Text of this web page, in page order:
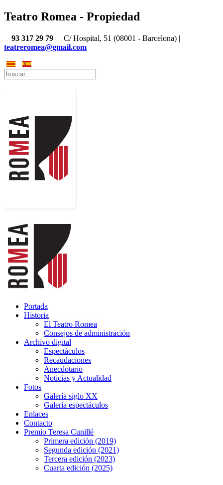
Teatro Romea - Propiedad
93 317 29 79 |
C/ Hospital, 51 (08001 - Barcelona) |
teatreromea@gmail.com
Portada
Historia
El Teatro Romea
Consejos de administración
Archivo digital
Espectáculos
Recaudaciones
Anecdotario
Noticias y Actualidad
Fotos
Galería siglo XX
Galería espectáculos
Enlaces
Contacto
Premio Teresa Cunillé
Primera edición (2019)
Segunda edición (2021)
Tercera edición (2023)
Cuarta edición (2025)